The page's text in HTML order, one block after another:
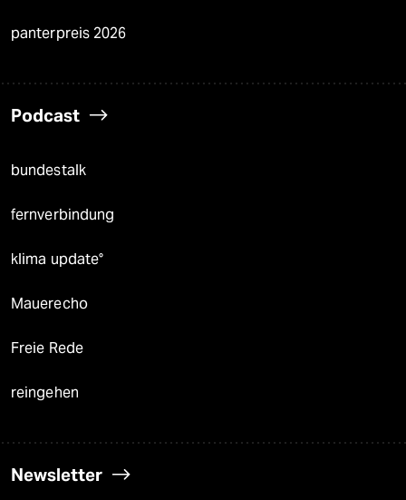
panterpreis 2026
Podcast
bundestalk
fernverbindung
klima update°
Mauerecho
Freie Rede
reingehen
Newsletter